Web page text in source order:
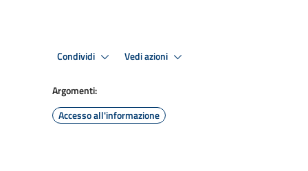
Condividi Vedi azioni
Argomenti:
Accesso all'informazione